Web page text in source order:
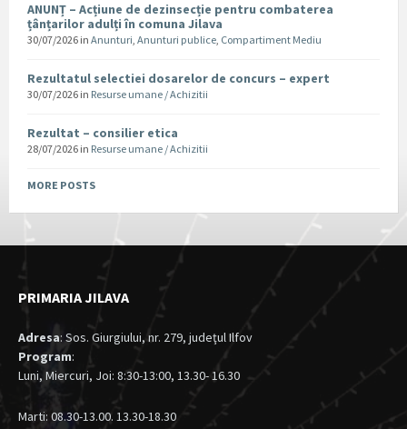
ANUNȚ – Acțiune de dezinsecție pentru combaterea
țânțarilor adulți în comuna Jilava
30/07/2026 in Anunturi, Anunturi publice, Compartiment Mediu
Rezultatul selectiei dosarelor de concurs – expert
30/07/2026 in Resurse umane / Achizitii
Rezultat – consilier etica
28/07/2026 in Resurse umane / Achizitii
MORE POSTS
PRIMARIA JILAVA
Adresa: Sos. Giurgiului, nr. 279, judeţul Ilfov
Program:
Luni, Miercuri, Joi: 8:30-13:00, 13.30- 16.30
Marti: 08.30-13.00. 13.30-18.30